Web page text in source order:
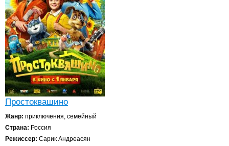
Простоквашино
Жанр: приключения, семейный
Страна: Россия
Режиссер: Сарик Андреасян